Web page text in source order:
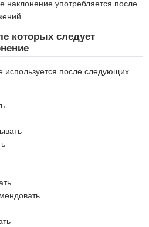
наклонение употребляется после
которых следует
используется после следующих